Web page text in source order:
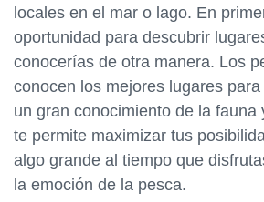
locales en el mar o lago. En
oportunidad para descubrir
conocerías de otra manera. Los
conocen los mejores lugares
un gran conocimiento de la fauna
te permite maximizar tus
algo grande al tiempo que
la emoción de la pesca.